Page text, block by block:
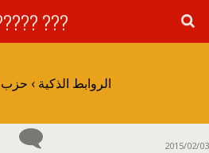
?????
الروابط الذكية › حزب
2015/02/03